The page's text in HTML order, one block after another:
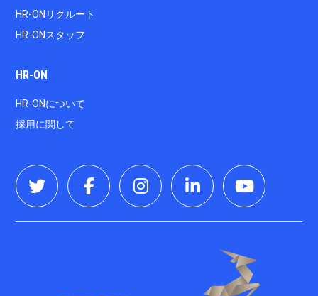
HR-ONリクルート
HR-ONスタッフ
HR-ON
HR-ONについて
採用に関して